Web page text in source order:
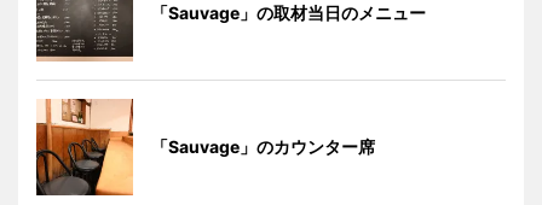
「Sauvage」の取材当日のメニュー
「Sauvage」のカウンター席